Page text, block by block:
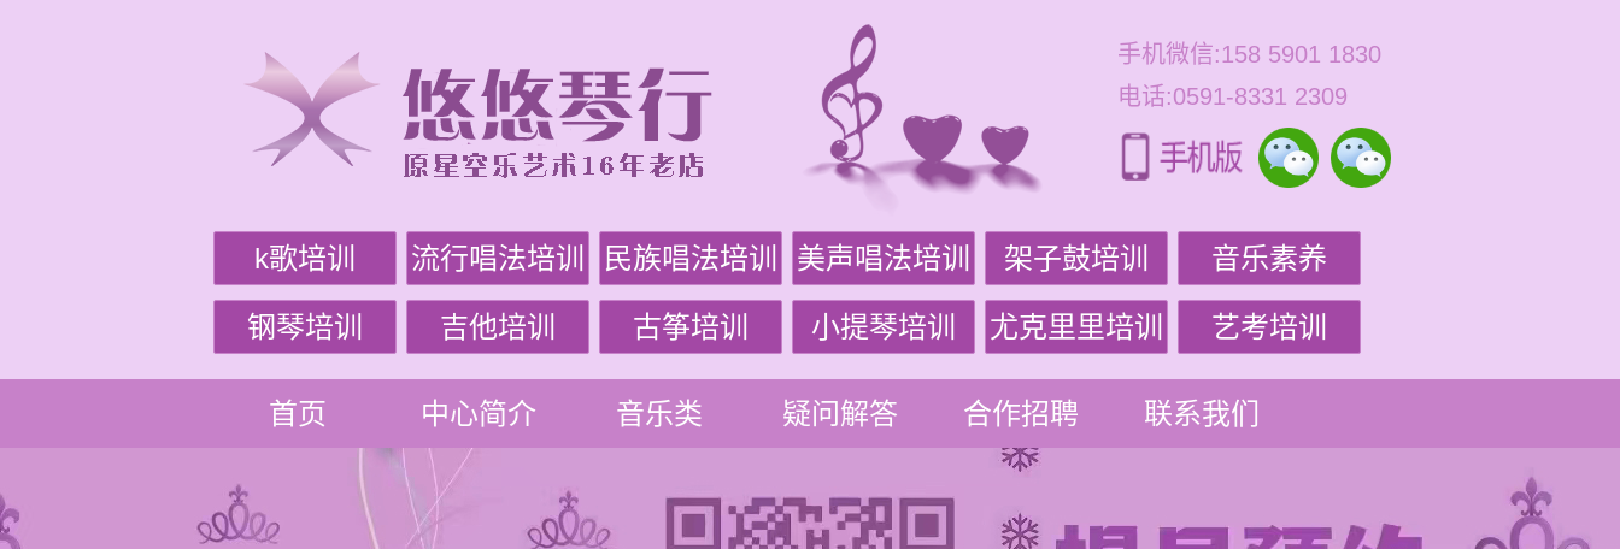
手机微信:158 5901 1830
电话:0591-8331 2309
k歌培训 流行唱法培训 民族唱法培训 美声唱法培训 架子鼓培训 音乐素养
钢琴培训 吉他培训 古筝培训 小提琴培训 尤克里里培训 艺考培训
首页 中心简介 音乐类 疑问解答 合作招聘 联系我们